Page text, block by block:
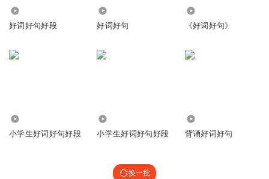
谢谢你们一直喜欢我自己一开始我就喜欢你我喜欢你的声音
回复
好词好句好段 好词好句 《好词好句》
小学生好词好句好段 小学生好词好句好段 背诵好词好句
换一批